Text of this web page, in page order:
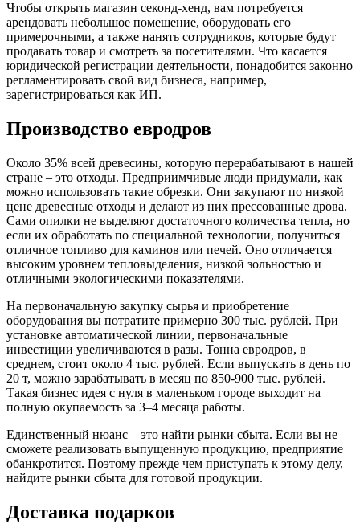
Чтобы открыть магазин секонд-хенд, вам потребуется
арендовать небольшое помещение, оборудовать его
примерочными, а также нанять сотрудников, которые будут
продавать товар и смотреть за посетителями. Что касается
юридической регистрации деятельности, понадобится законно
регламентировать свой вид бизнеса, например,
зарегистрироваться как ИП.
Производство евродров
Около 35% всей древесины, которую перерабатывают в нашей
стране – это отходы. Предприимчивые люди придумали, как
можно использовать такие обрезки. Они закупают по низкой
цене древесные отходы и делают из них прессованные дрова.
Сами опилки не выделяют достаточного количества тепла, но
если их обработать по специальной технологии, получиться
отличное топливо для каминов или печей. Оно отличается
высоким уровнем тепловыделения, низкой зольностью и
отличными экологическими показателями.
На первоначальную закупку сырья и приобретение
оборудования вы потратите примерно 300 тыс. рублей. При
установке автоматической линии, первоначальные
инвестиции увеличиваются в разы. Тонна евродров, в
среднем, стоит около 4 тыс. рублей. Если выпускать в день по
20 т, можно зарабатывать в месяц по 850-900 тыс. рублей.
Такая бизнес идея с нуля в маленьком городе выходит на
полную окупаемость за 3–4 месяца работы.
Единственный нюанс – это найти рынки сбыта. Если вы не
сможете реализовать выпущенную продукцию, предприятие
обанкротится. Поэтому прежде чем приступать к этому делу,
найдите рынки сбыта для готовой продукции.
Доставка подарков